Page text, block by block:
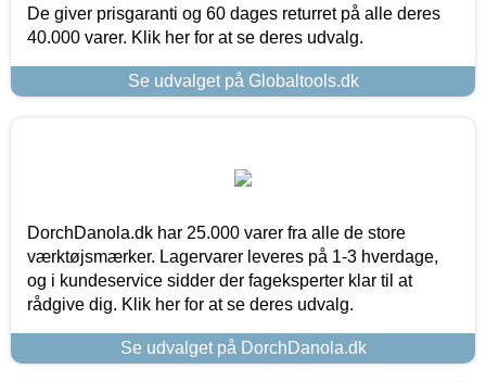
De giver prisgaranti og 60 dages returret på alle deres
40.000 varer. Klik her for at se deres udvalg.
Se udvalget på Globaltools.dk
DorchDanola.dk har 25.000 varer fra alle de store
værktøjsmærker. Lagervarer leveres på 1-3 hverdage,
og i kundeservice sidder der fageksperter klar til at
rådgive dig. Klik her for at se deres udvalg.
Se udvalget på DorchDanola.dk